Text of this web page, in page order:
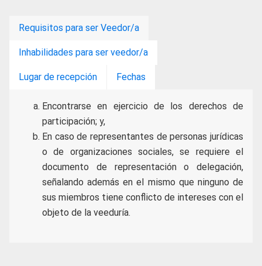
Requisitos para ser Veedor/a
Inhabilidades para ser veedor/a
Lugar de recepción Fechas
Encontrarse en ejercicio de los derechos de
participación; y,
En caso de representantes de personas jurídicas
o de organizaciones sociales, se requiere el
documento de representación o delegación,
señalando además en el mismo que ninguno de
sus miembros tiene conflicto de intereses con el
objeto de la veeduría.